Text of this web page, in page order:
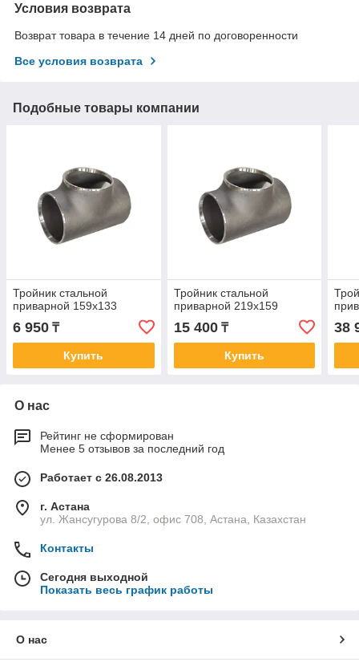
Условия возврата
Возврат товара в течение 14 дней по договоренности
Все условия возврата
Подобные товары компании
Тройник стальной
приварной 159х133
6 950 ₸
Купить
Тройник стальной
приварной 219х159
15 400₸
Купить
38
О нас
Рейтинг не сформирован
Менее 5 отзывов за последний год
Работает с 26.08.2013
г. Астана
ул. Жансугурова 8/2, офис 708, Астана, Казахстан
Контакты
Сегодня выходной
Показать весь график работы
О нас